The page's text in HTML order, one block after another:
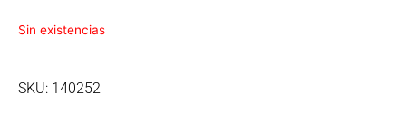
Sin existencias
SKU: 140252